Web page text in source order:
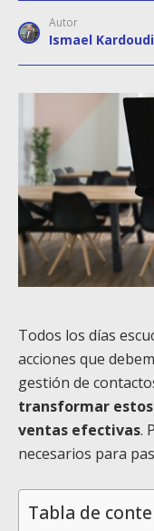
Autor
Ismael Kardoudi
Todos los días
acciones que
gestión de
transformar
ventas efectivas.
necesarios para
Tabla de